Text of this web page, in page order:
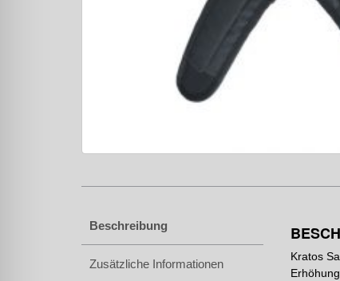
Beschreibung
Zusätzliche Informationen
Kratos